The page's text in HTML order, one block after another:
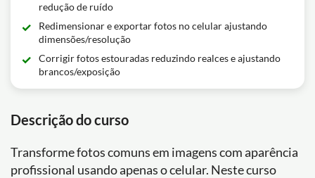
redução de ruído
Redimensionar e exportar fotos no celular ajustando
dimensões/resolução
Corrigir fotos estouradas reduzindo realces e ajustando
brancos/exposição
Descrição do curso
Transforme fotos comuns em imagens com aparência
profissional usando apenas o celular. Neste curso